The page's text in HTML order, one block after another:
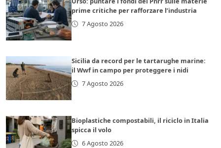
prime critiche per rafforzare l’industria
7 Agosto 2026
Sicilia da record per le tartarughe marine:
il Wwf in campo per proteggere i nidi
7 Agosto 2026
Bioplastiche compostabili, il riciclo in Italia
spicca il volo
6 Agosto 2026